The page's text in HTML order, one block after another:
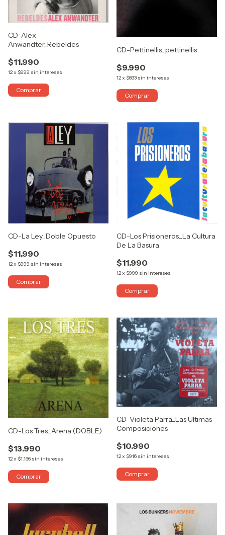
CD-Alex
Anwandter...Rebeldes
$11.990
12x $999 sin intereses
CD-Pettinellis...pettinellis
$9.990
12x $833 sin intereses
CD-La Ley...Doble Opuesto
$11.990
12x $999 sin intereses
CD-Los Prisioneros...La Cultura
De La Basura
$11.990
12x $999 sin intereses
CD-Los Tres...Arena (DOBLE)
$13.990
12x $1.166 sin intereses
CD-Violeta Parra...Las Ultimas
Composiciones
$10.990
12x $916 sin intereses